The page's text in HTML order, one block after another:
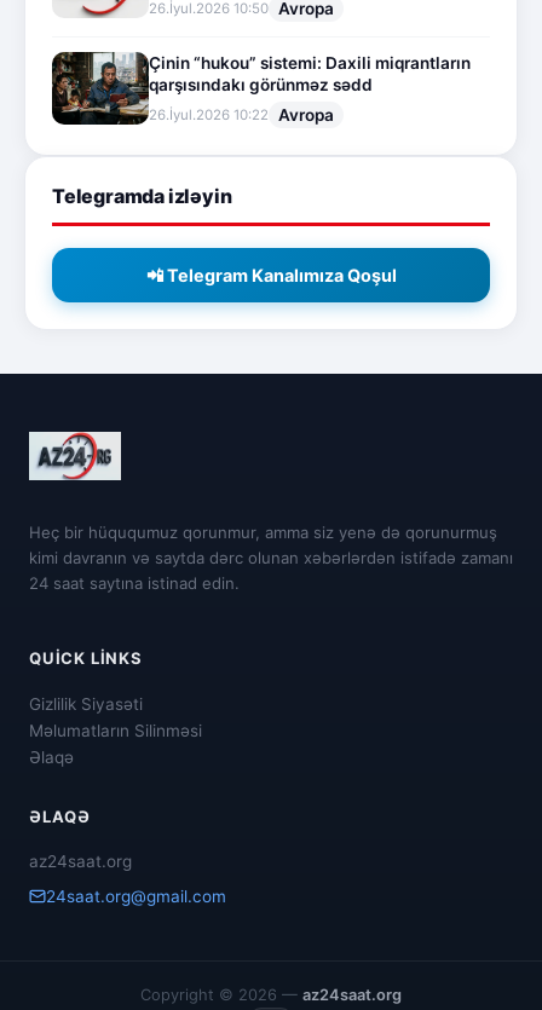
26.İyul.2026 10:50 Avropa
Çinin “hukou” sistemi: Daxili miqrantların
qarşısındakı görünməz sədd
26.İyul.2026 10:22 Avropa
Telegramda izləyin
📲 Telegram Kanalımıza Qoşul
Heç bir hüququmuz qorunmur, amma siz yenə də qorunurmuş
kimi davranın və saytda dərc olunan xəbərlərdən istifadə zamanı
24 saat saytına istinad edin.
QUICK LINKS
Gizlilik Siyasəti
Məlumatların Silinməsi
Əlaqə
ƏLAQƏ
az24saat.org
24saat.org@gmail.com
Copyright © 2026 — az24saat.org